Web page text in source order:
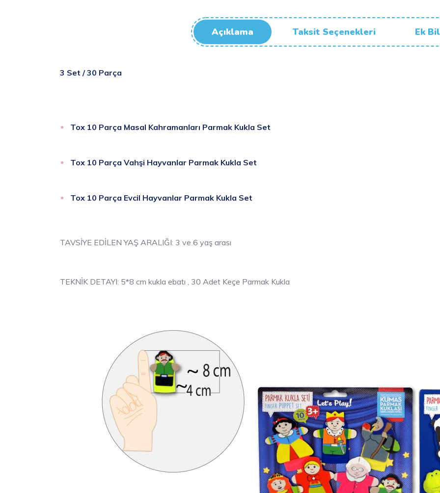
Açıklama Taksit Seçenekleri Ek
3 Set / 30 Parça
Tox 10 Parça Masal Kahramanları Parmak Kukla Set
Tox 10 Parça Vahşi Hayvanlar Parmak Kukla Set
Tox 10 Parça Evcil Hayvanlar Parmak Kukla Set
TAVSİYE EDİLEN YAŞ ARALIĞI: 3 ve 6 yaş arası
TEKNİK DETAYI: 5*8 cm kukla ebatı , 30 Adet Keçe Parmak Kukla